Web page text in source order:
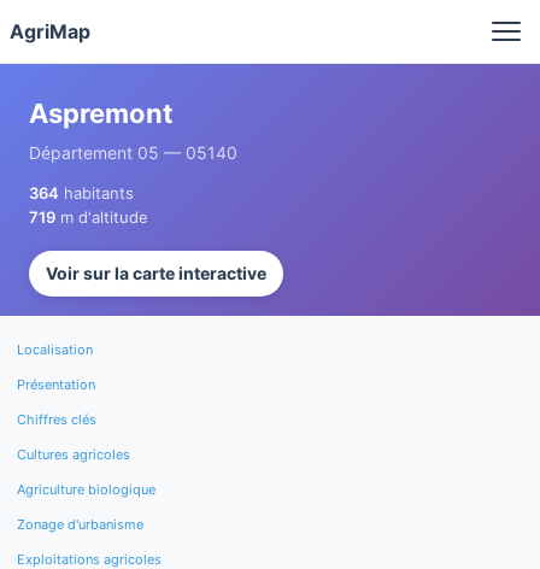
AgriMap
Aspremont
Département 05 — 05140
364 habitants
719 m d'altitude
Voir sur la carte interactive
Localisation
Présentation
Chiffres clés
Cultures agricoles
Agriculture biologique
Zonage d'urbanisme
Exploitations agricoles